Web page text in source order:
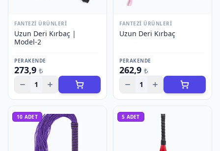
FANTEZI ÜRÜNLERI
Uzun Deri Kırbaç |
Model-2
PERAKENDE
273,9 ₺
1
FANTEZI ÜRÜNLERI
Uzun Deri Kırbaç
PERAKENDE
262,9 ₺
1
10 ADET 5 ADET